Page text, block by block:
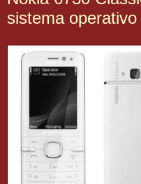
sistema